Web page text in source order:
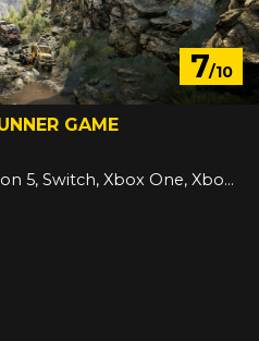
7/10
GAME
PC, PlayStation 4, PlayStation 5, Switch, Xbox One, Xbox Series